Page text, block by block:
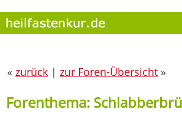
« zurück | zur Foren-Übersicht »
Forenthema: